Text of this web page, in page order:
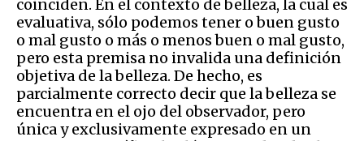
coinciden. En el contexto de belleza, la cual es
evaluativa, sólo podemos tener o buen gusto
o mal gusto o más o menos buen o mal gusto,
pero esta premisa no invalida una definición
objetiva de la belleza. De hecho, es
parcialmente correcto decir que la belleza se
encuentra en el ojo del observador, pero
única y exclusivamente expresado en un